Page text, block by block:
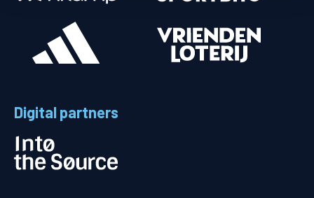
Digital partners